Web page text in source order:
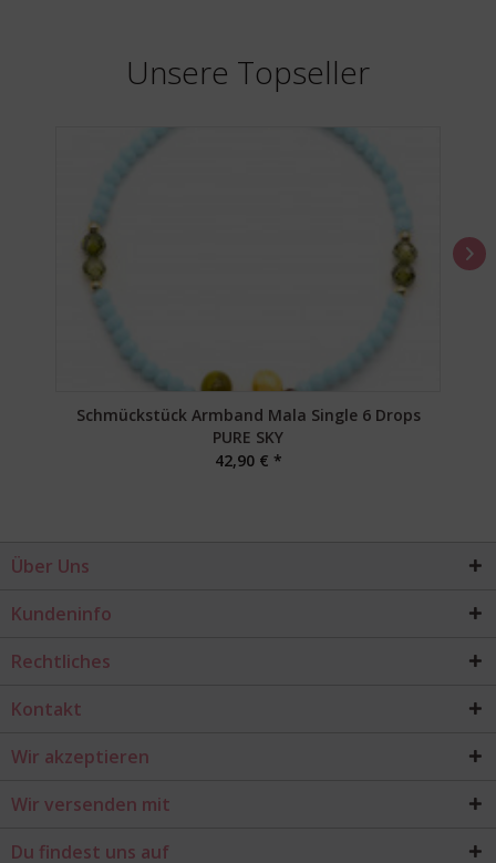
Unsere Topseller
Schmückstück Armband Mala Single 6 Drops
PURE SKY
42,90 € *
Über Uns
Kundeninfo
Rechtliches
Kontakt
Wir akzeptieren
Wir versenden mit
Du findest uns auf